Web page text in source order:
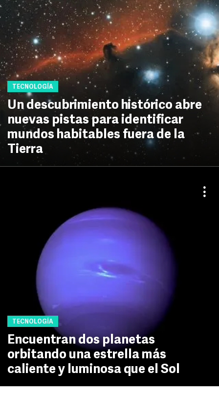
TECNOLOGÍA
Un descubrimiento histórico abre
nuevas pistas para identificar
mundos habitables fuera de la
Tierra
TECNOLOGÍA
Encuentran dos planetas
orbitando una estrella más
caliente y luminosa que el Sol